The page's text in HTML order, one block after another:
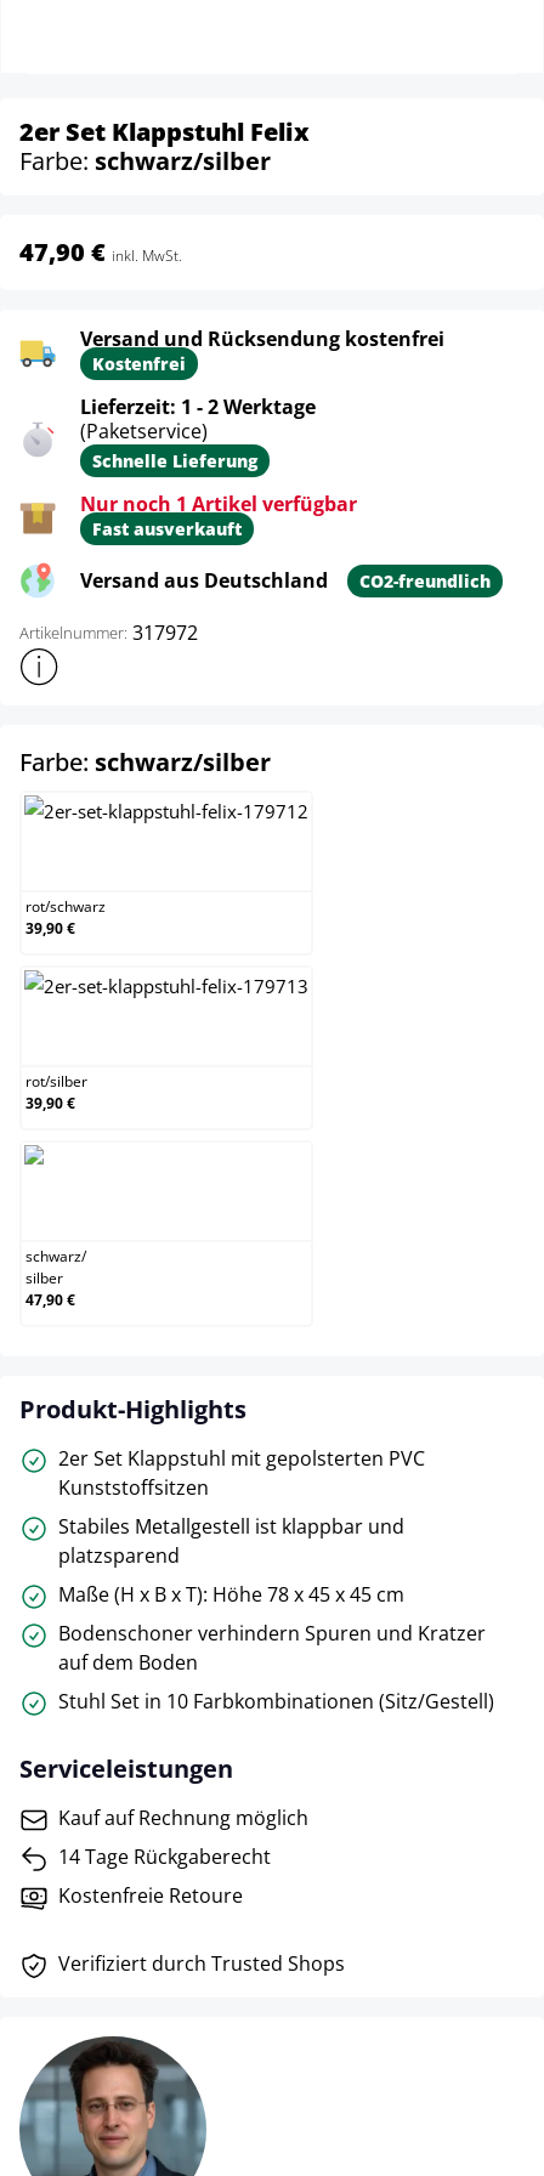
2er Set Klappstuhl Felix
Farbe: schwarz/silber
47,90 € inkl. MwSt.
Versand und Rücksendung kostenfrei
Kostenfrei
Lieferzeit: 1 - 2 Werktage
(Paketservice)
Schnelle Lieferung
Nur noch 1 Artikel verfügbar
Fast ausverkauft
Versand aus Deutschland CO2-freundlich
Artikelnummer: 317972
Weitere Produktinformationen anzeigen
Farbe: schwarz/silberauswählen
rot/schwarz
39,90 €
rot/silber
39,90 €
schwarz/
silber
47,90 €
Produkt-Highlights
2er Set Klappstuhl mit gepolsterten PVC
Kunststoffsitzen
Stabiles Metallgestell ist klappbar und
platzsparend
Maße (H x B x T): Höhe 78 x 45 x 45 cm
Bodenschoner verhindern Spuren und Kratzer
auf dem Boden
Stuhl Set in 10 Farbkombinationen (Sitz/Gestell)
Serviceleistungen
Kauf auf Rechnung möglich
14 Tage Rückgaberecht
Kostenfreie Retoure
Verifiziert durch Trusted Shops